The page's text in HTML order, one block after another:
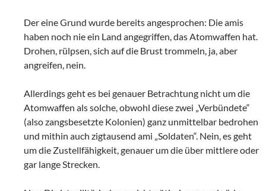
Der eine Grund wurde bereits angesprochen: Die amis
haben noch nie ein Land angegriffen, das Atomwaffen hat.
Drohen, rülpsen, sich auf die Brust trommeln, ja, aber
angreifen, nein.
Allerdings geht es bei genauer Betrachtung nicht um die
Atomwaffen als solche, obwohl diese zwei „Verbündete“
(also zangsbesetzte Kolonien) ganz unmittelbar bedrohen
und mithin auch zigtausend ami „Soldaten“. Nein, es geht
um die Zustellfähigkeit, genauer um die über mittlere oder
gar lange Strecken.